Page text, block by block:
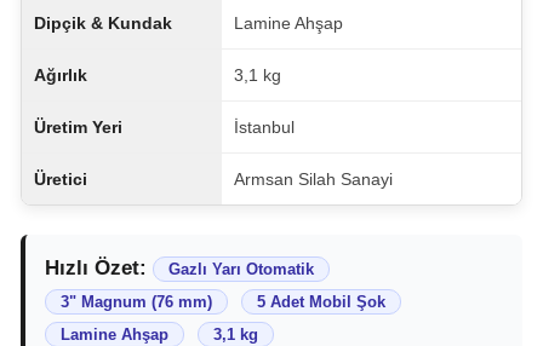
Dipçik & Kundak Lamine Ahşap
Ağırlık 3,1 kg
Üretim Yeri İstanbul
Üretici Armsan Silah Sanayi
Hızlı Özet:
Gazlı Yarı Otomatik
3" Magnum (76 mm)
5 Adet Mobil Şok
Lamine Ahşap
3,1 kg